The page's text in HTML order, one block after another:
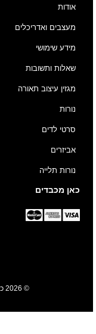
אודות
מעצבים ואדריכלים
מידע שימושי
שאלות ותשובות
מגזין עיצוב תאורה
נורות
סרטי לדים
אביזרים
נורות תלייה
כאן מכבדים
© 2026 כל הזכויות שמורות ניסקו ליטינג בע”מ